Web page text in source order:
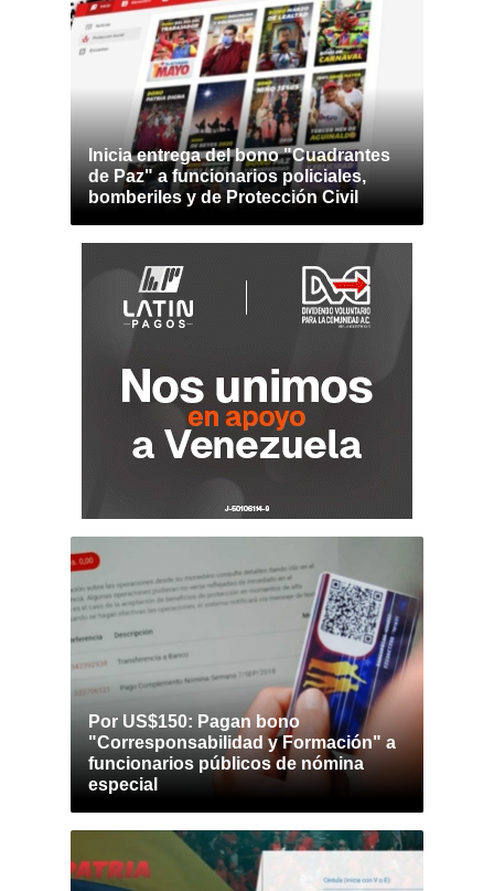
Inicia entrega del bono "Cuadrantes
de Paz" a funcionarios policiales,
bomberiles y de Protección Civil
Por US$150: Pagan bono
"Corresponsabilidad y Formación" a
funcionarios públicos de nómina
especial